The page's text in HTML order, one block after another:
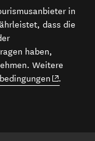
in
dass die
haben,
Weitere
(opens in
.